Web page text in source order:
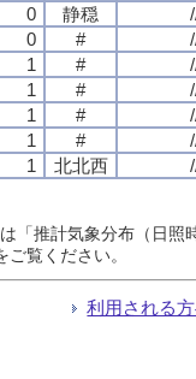
0 静穏
0 #
1 #
1 #
1 #
1 #
1 北北西
「推計気象分布（日
ご覧ください。
利用される